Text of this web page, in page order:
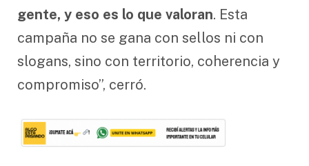
gente, y eso es lo que valoran. Esta
campaña no se gana con sellos ni con
slogans, sino con territorio, coherencia y
compromiso”, cerró.